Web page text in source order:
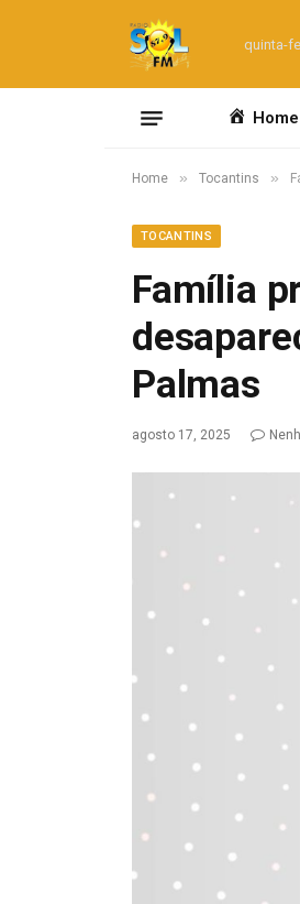
quinta-
Home
Home » Tocantins »
TOCANTINS
Família
Palmas
agosto 17, 2025